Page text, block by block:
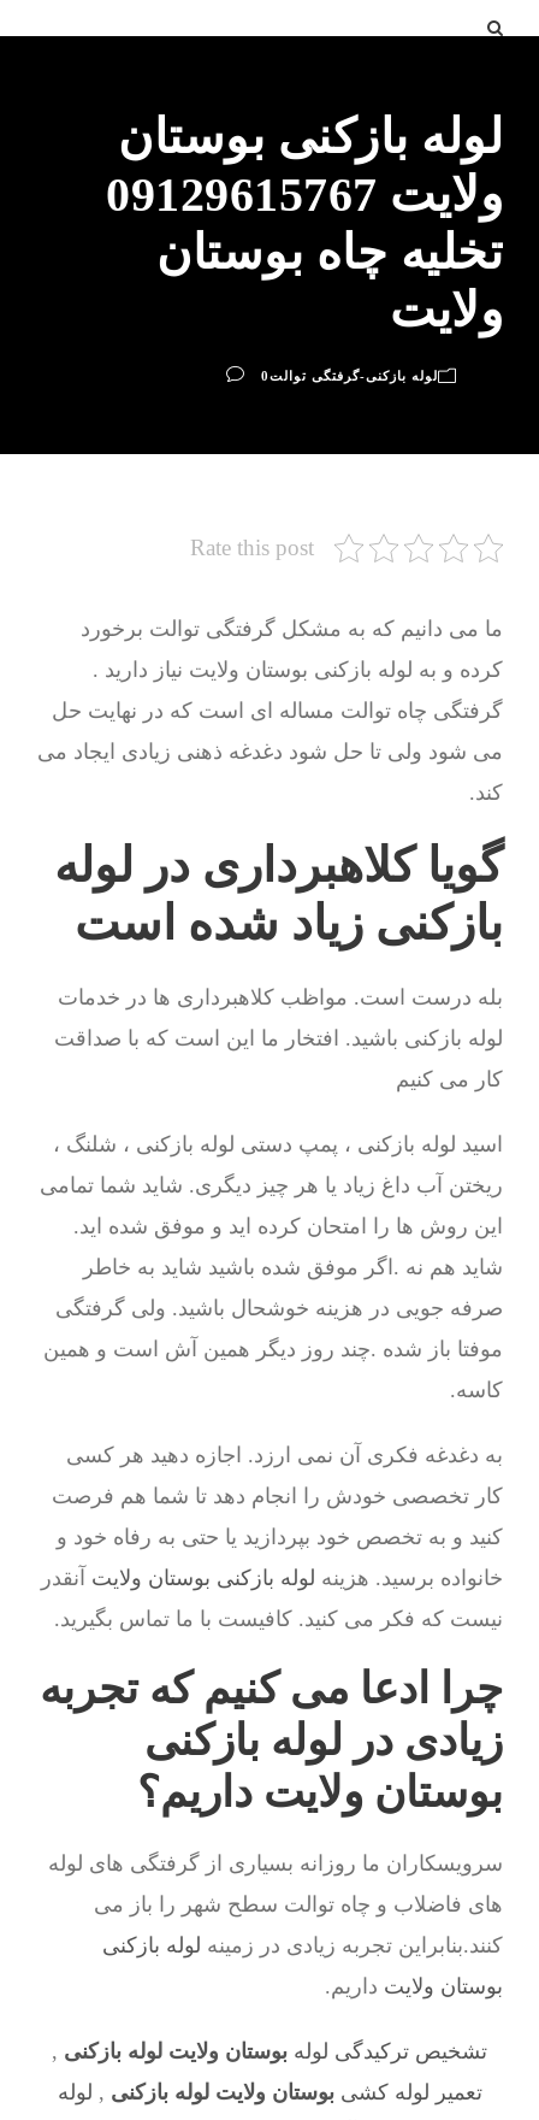
لوله بازکنی بوستان
ولایت 09129615767
تخلیه چاه بوستان
ولایت
لوله بازکنی-گرفتگی توالت0
Rate this post
ما می دانیم که به مشکل گرفتگی توالت برخورد
کرده و به لوله بازکنی بوستان ولایت نیاز دارید .
گرفتگی چاه توالت مساله ای است که در نهایت حل
می شود ولی تا حل شود دغدغه ذهنی زیادی ایجاد می
کند.
گویا کلاهبرداری در لوله
بازکنی زیاد شده است
بله درست است. مواظب کلاهبرداری ها در خدمات
لوله بازکنی باشید. افتخار ما این است که با صداقت
کار می کنیم
اسید لوله بازکنی ، پمپ دستی لوله بازکنی ، شلنگ ،
ریختن آب داغ زیاد یا هر چیز دیگری. شاید شما تمامی
این روش ها را امتحان کرده اید و موفق شده اید.
شاید هم نه .اگر موفق شده باشید شاید به خاطر
صرفه جویی در هزینه خوشحال باشید. ولی گرفتگی
موفتا باز شده .چند روز دیگر همین آش است و همین
کاسه.
به دغدغه فکری آن نمی ارزد. اجازه دهید هر کسی
کار تخصصی خودش را انجام دهد تا شما هم فرصت
کنید و به تخصص خود بپردازید یا حتی به رفاه خود و
خانواده برسید. هزینه لوله بازکنی بوستان ولایت آنقدر
نیست که فکر می کنید. کافیست با ما تماس بگیرید.
چرا ادعا می کنیم که تجربه
زیادی در لوله بازکنی
بوستان ولایت داریم؟
سرویسکاران ما روزانه بسیاری از گرفتگی های لوله
های فاضلاب و چاه توالت سطح شهر را باز می
کنند.بنابراین تجربه زیادی در زمینه لوله بازکنی
بوستان ولایت داریم.
تشخیص ترکیدگی لوله بوستان ولایت لوله بازکنی ,
تعمیر لوله کشیبوستان ولایت لوله بازکنی , لوله